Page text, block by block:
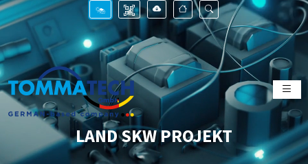
LAND SKW PROJEKT